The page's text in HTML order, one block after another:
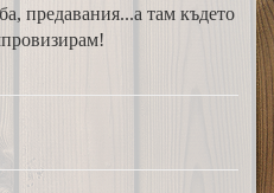
предавания...а там където